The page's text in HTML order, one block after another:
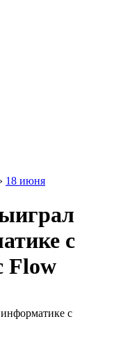
18 июня
с
Flow